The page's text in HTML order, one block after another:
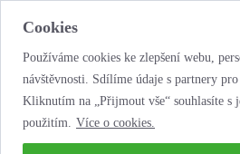
Cookies
Používáme cookies ke zlepšení webu,
návštěvnosti. Sdílíme údaje s partnery
Kliknutím na „Přijmout vše“ souhlasíte s
použitím. Více o cookies.